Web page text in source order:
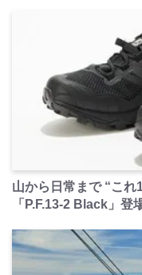
山から日常まで “これ
「P.F.13-2 Black」登